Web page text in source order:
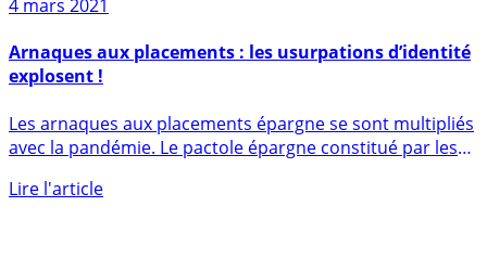
4 mars 2021
explosent !
avec la pandémie. Le pactole épargne constitué par les